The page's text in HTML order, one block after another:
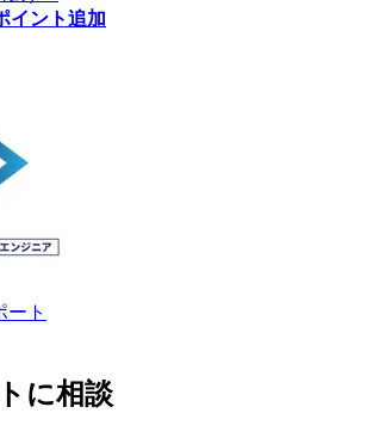
イント追加
ート
に相談